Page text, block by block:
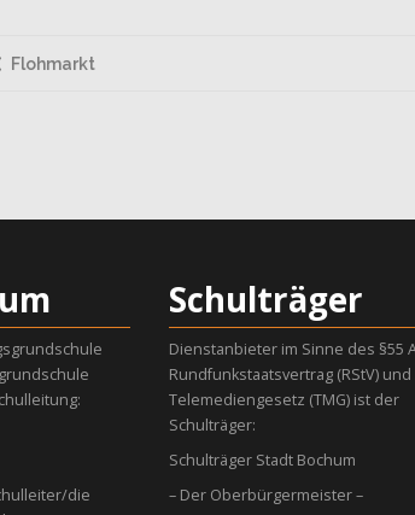
Flohmarkt
die
Schulträger
Dienstanbieter im Sinne des §55
Rundfunkstaatsvertrag (RStV) und
Telemediengesetz (TMG) ist der
Schulträger:
Schulträger Stadt Bochum
– Der Oberbürgermeister –